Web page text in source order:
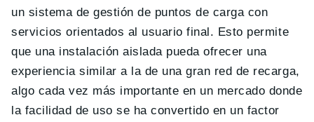
un sistema de gestión de puntos de carga con
servicios orientados al usuario final. Esto permite
que una instalación aislada pueda ofrecer una
experiencia similar a la de una gran red de recarga,
algo cada vez más importante en un mercado donde
la facilidad de uso se ha convertido en un factor